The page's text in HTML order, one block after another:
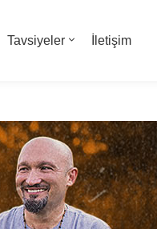
Tavsiyeler İletişim